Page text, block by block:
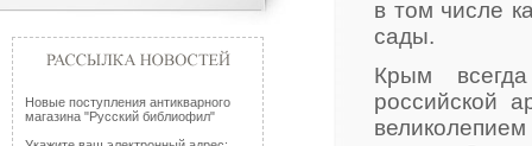
Новые поступления антикварного
магазина "Русский библиофил"
в том числе
сады.
Крым
российской